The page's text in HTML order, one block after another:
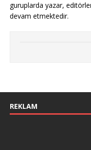
guruplarda yazar,
devam etmektedir.
REKLAM